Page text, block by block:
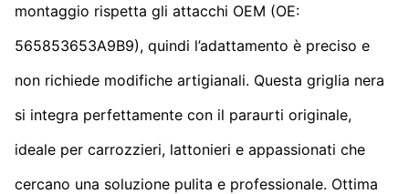
montaggio rispetta gli attacchi OEM (OE:
565853653A9B9), quindi l’adattamento è preciso e
non richiede modifiche artigianali. Questa griglia nera
si integra perfettamente con il paraurti originale,
ideale per carrozzieri, lattonieri e appassionati che
cercano una soluzione pulita e professionale. Ottima